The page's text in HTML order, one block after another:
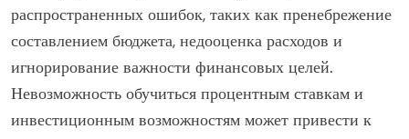
распространенных ошибок, таких как пренебрежение
составлением бюджета, недооценка расходов и
игнорирование важности финансовых целей.
Невозможность обучиться процентным ставкам и
инвестиционным возможностям может привести к